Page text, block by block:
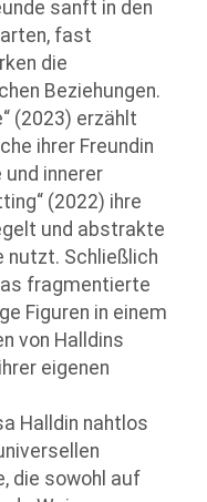
sanft in den
fast
die
Beziehungen.
(2023) erzählt
ihrer Freundin
und innerer
(2022) ihre
und abstrakte
nutzt. Schließlich
fragmentierte
Figuren in einem
von Halldins
eigenen
Halldin nahtlos
die sowohl auf